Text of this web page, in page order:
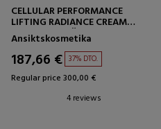
CELLULAR PERFORMANCE
LIFTING RADIANCE CREAM
LYFTANDE KRÄM - LYSANDE
Ansiktskosmetika
187,66 € 37% DTO.
Regular price 300,00 €
4 reviews